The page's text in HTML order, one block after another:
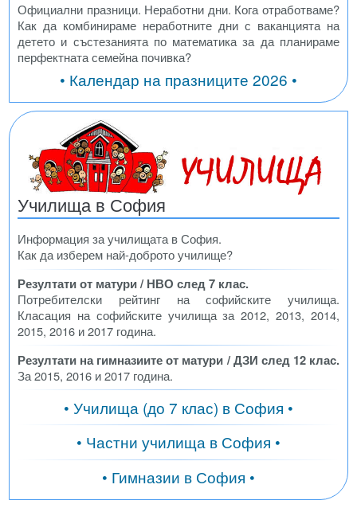
Официални празници. Неработни дни. Кога отработваме?
Как да комбинираме неработните дни с ваканцията на
детето и състезанията по математика за да планираме
перфектната семейна почивка?
• Календар на празниците 2026 •
Училища в София
Информация за училищата в София.
Как да изберем най-доброто училище?
Резултати от матури / НВО след 7 клас.
Потребителски рейтинг на софийските училища.
Класация на софийските училища за 2012, 2013, 2014,
2015, 2016 и 2017 година.
Резултати на гимназиите от матури / ДЗИ след 12 клас.
За 2015, 2016 и 2017 година.
• Училища (до 7 клас) в София •
• Частни училища в София •
• Гимназии в София •